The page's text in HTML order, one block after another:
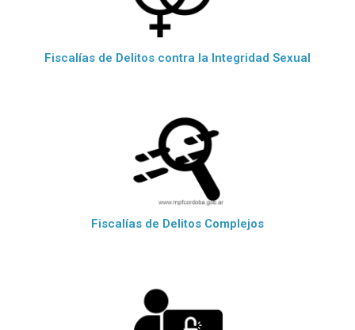
Fiscalías de Delitos contra la Integridad Sexual
Fiscalías de Delitos Complejos